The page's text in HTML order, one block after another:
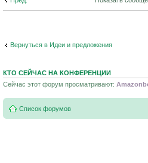
Вернуться в Идеи и предложения
КТО СЕЙЧАС НА КОНФЕРЕНЦИИ
Сейчас этот форум просматривают:
Список форумов